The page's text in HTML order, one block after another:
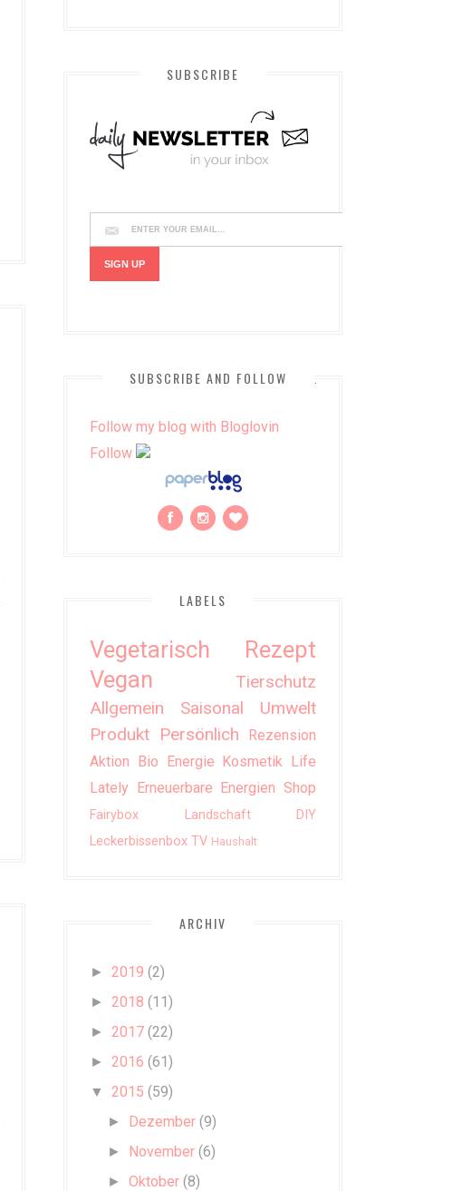
SUBSCRIBE
SUBSCRIBE AND FOLLOW
Follow my blog with Bloglovin
Follow
LABELS
Vegetarisch
Rezept
Vegan
Tierschutz
Allgemein
Saisonal
Umwelt
Produkt Persönlich
Rezension
Aktion Bio Energie Kosmetik Life
Lately Erneuerbare Energien Shop
Fairybox Landschaft
DIY
Leckerbissenbox TV Haushalt
ARCHIV
► 2019 (2)
► 2018 (11)
► 2017 (22)
► 2016 (61)
▼ 2015 (59)
► Dezember (9)
► November (6)
►Oktober (8)